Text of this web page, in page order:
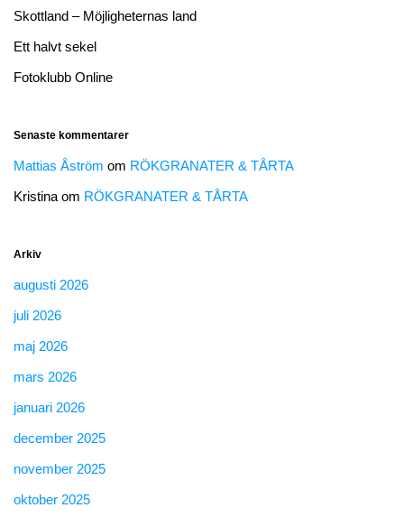
Skottland – Möjligheternas land
Ett halvt sekel
Fotoklubb Online
Senaste kommentarer
Mattias Åström om RÖKGRANATER & TÅRTA
Kristina om RÖKGRANATER & TÅRTA
Arkiv
augusti 2026
juli 2026
maj 2026
mars 2026
januari 2026
december 2025
november 2025
oktober 2025